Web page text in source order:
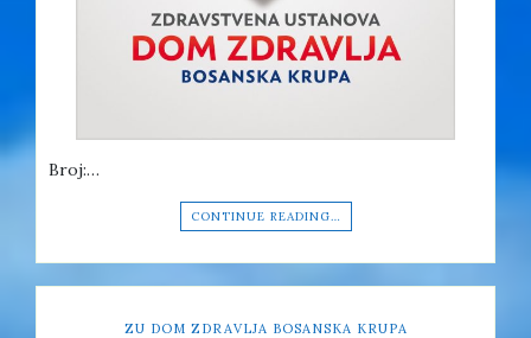
Broj:…
CONTINUE READING…
ZU DOM ZDRAVLJA BOSANSKA KRUPA